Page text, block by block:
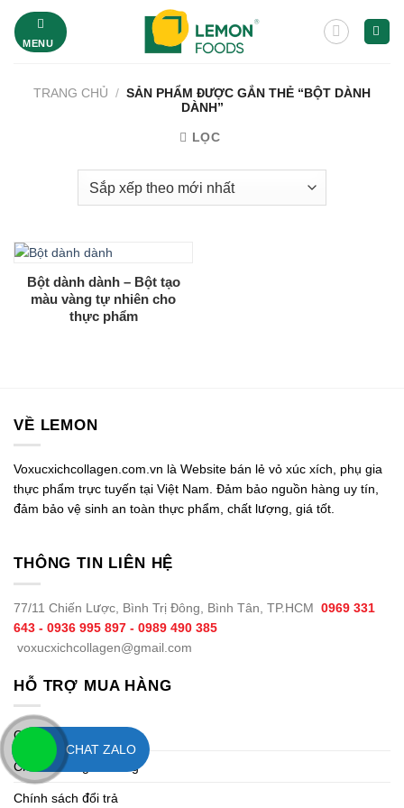
qua
MENU
TRANG CHỦ / SẢN PHẨM ĐƯỢC GẮN THẺ “BỘT DÀNH
DÀNH”
LỌC
Bột dành dành – Bột tạo
màu vàng tự nhiên cho
thực phẩm
VỀ LEMON
Voxucxichcollagen.com.vn là Website bán lẻ vỏ xúc xích, phụ gia
thực phẩm trực tuyến tại Việt Nam. Đảm bảo nguồn hàng uy tín,
đảm bảo vệ sinh an toàn thực phẩm, chất lượng, giá tốt.
THÔNG TIN LIÊN HỆ
77/11 Chiến Lược, Bình Trị Đông, Bình Tân, TP.HCM 0969 331
643 - 0936 995 897 - 0989 490 385
voxucxichcollagen@gmail.com
HỖ TRỢ MUA HÀNG
Chính sách thanh toán
Chính sách giao hàng
Chính sách đổi trả
CHAT ZALO